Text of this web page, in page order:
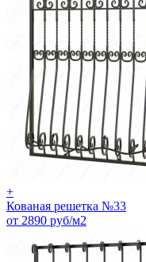
+
Кованая решетка №33
от 2890 руб/м2